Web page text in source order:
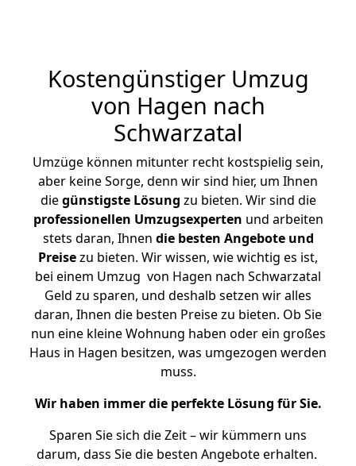
Kostengünstiger Umzug
von Hagen nach
Schwarzatal
Umzüge können mitunter recht kostspielig sein,
aber keine Sorge, denn wir sind hier, um Ihnen
diegünstigste Lösung zu bieten. Wir sind die
professionellen Umzugsexperten und arbeiten
stets daran, Ihnen die besten Angebote und
Preisezu bieten. Wir wissen, wie wichtig es ist,
bei einem Umzug von Hagen nach Schwarzatal
Geld zu sparen, und deshalb setzen wir alles
daran, Ihnen die besten Preise zu bieten. Ob Sie
nun eine kleine Wohnung haben oder ein großes
Haus in Hagen besitzen, was umgezogen werden
muss.
Wir haben immer die perfekte Lösung für Sie.
Sparen Sie sich die Zeit – wir kümmern uns
darum, dass Sie die besten Angebote erhalten.